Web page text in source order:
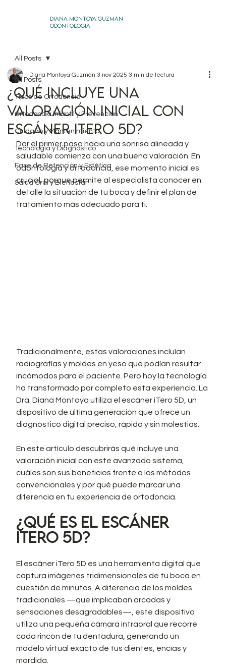
DIANA MONTOYA GUZMÁN
ODONTOLOGIA
All Posts
Tipos de Ortodoncia
Ortodoncia Infantil y Prevención
Cuidado y Mantenimiento
Tecnología y Diagnóstico
Fase de Retención y Estética
Salud Oral y Bienestar
All Posts
¿Qué incluye una
valoración inicial con
escáner iTero 5D?
Diana Montoya Guzmán 3 nov 2025 3 min de lectura
Dar el primer paso hacia una sonrisa alineada y
saludable comienza con una buena valoración. En
odontología y ortodoncia, ese momento inicial es
crucial, porque permite al especialista conocer en
detalle la situación de tu boca y definir el plan de
tratamiento más adecuado para ti.
Tradicionalmente, estas valoraciones incluían
radiografías y moldes en yeso que podían resultar
incómodos para el paciente. Pero hoy la tecnología
ha transformado por completo esta experiencia. La
Dra. Diana Montoya utiliza el escáner iTero 5D, un
dispositivo de última generación que ofrece un
diagnóstico digital preciso, rápido y sin molestias.
En este artículo descubrirás qué incluye una
valoración inicial con este avanzado sistema,
cuáles son sus beneficios frente a los métodos
convencionales y por qué puede marcar una
diferencia en tu experiencia de ortodoncia.
¿Qué es el escáner
iTero 5D?
El escáner iTero 5D es una herramienta digital que
captura imágenes tridimensionales de tu boca en
cuestión de minutos. A diferencia de los moldes
tradicionales —que implicaban arcadas y
sensaciones desagradables—, este dispositivo
utiliza una pequeña cámara intraoral que recorre
cada rincón de tu dentadura, generando un
modelo virtual exacto de tus dientes, encías y
mordida.